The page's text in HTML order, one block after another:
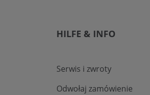
HILFE & INFO
Serwis i zwroty
Odwołaj zamówienie